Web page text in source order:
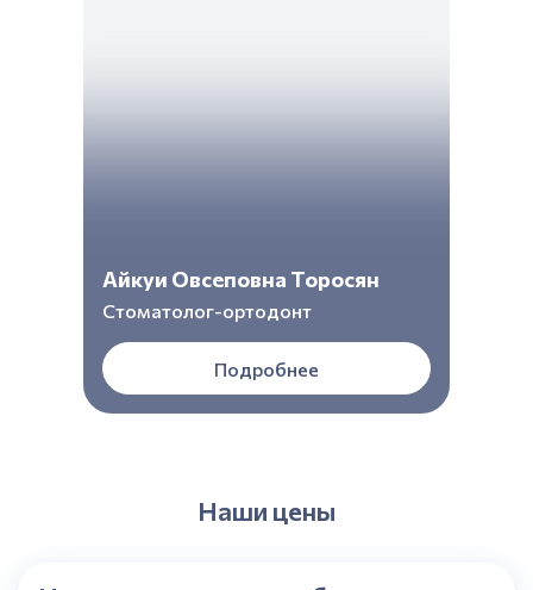
Айкуи Овсеповна Торосян
Стоматолог-ортодонт
Подробнее
Наши цены